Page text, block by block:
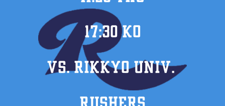
17:30 KO
VS. RIKKYO UNIV.